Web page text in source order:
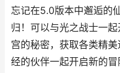
忘记在5.0版本中邂逅的
归！可以与光之战士一
宫的秘密，获取各类精
经的伙伴一起开启新的冒